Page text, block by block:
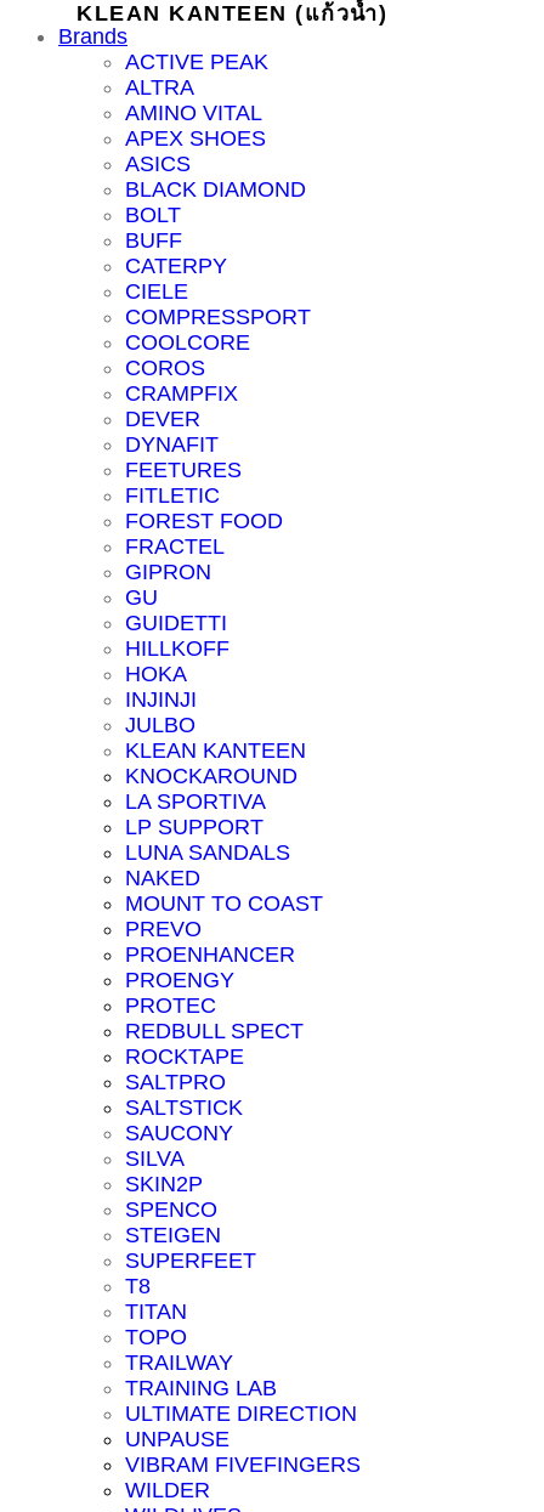
KLEAN KANTEEN (แก้วน้ำ)
Brands
ACTIVE PEAK
ALTRA
AMINO VITAL
APEX SHOES
ASICS
BLACK DIAMOND
BOLT
BUFF
CATERPY
CIELE
COMPRESSPORT
COOLCORE
COROS
CRAMPFIX
DEVER
DYNAFIT
FEETURES
FITLETIC
FOREST FOOD
FRACTEL
GIPRON
GU
GUIDETTI
HILLKOFF
HOKA
INJINJI
JULBO
KLEAN KANTEEN
KNOCKAROUND
LA SPORTIVA
LP SUPPORT
LUNA SANDALS
NAKED
MOUNT TO COAST
PREVO
PROENHANCER
PROENGY
PROTEC
REDBULL SPECT
ROCKTAPE
SALTPRO
SALTSTICK
SAUCONY
SILVA
SKIN2P
SPENCO
STEIGEN
SUPERFEET
T8
TITAN
TOPO
TRAILWAY
TRAINING LAB
ULTIMATE DIRECTION
UNPAUSE
VIBRAM FIVEFINGERS
WILDER